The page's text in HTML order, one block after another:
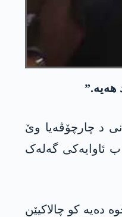
ھەیە.”
د چارچۆڤەیا وێ
ب ئاوایەکی گەلەک
دەیە کو چالاکیێن